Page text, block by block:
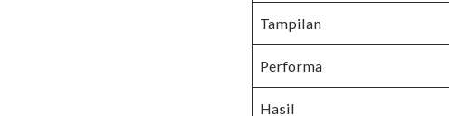
Tampilan
Performa
Hasil